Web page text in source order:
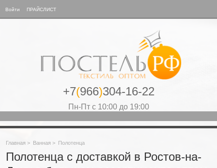
Войти ПРАЙСЛИСТ
+7(966)304-16-22
Пн-Пт с 10:00 до 19:00
Главная > Ванная > Полотенца
Полотенца с доставкой в Ростов-на-